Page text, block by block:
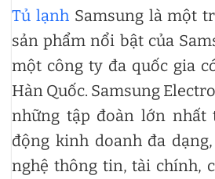
Tủ lạnh Samsung là một
sản phẩm nổi bật của
một công ty đa quốc gia
Hàn Quốc. Samsung
những tập đoàn lớn nhất
động kinh doanh đa
nghệ thông tin, tài chính,